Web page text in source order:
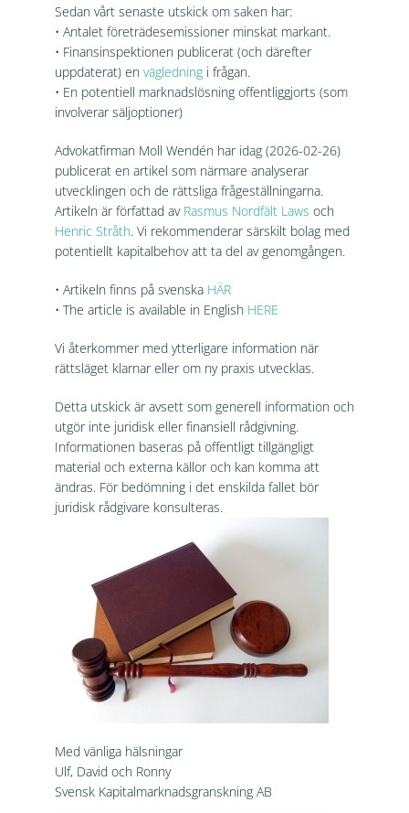
Sedan vårt senaste utskick om saken har:
• Antalet företrädesemissioner minskat markant.
• Finansinspektionen publicerat (och därefter
uppdaterat) en vägledning i frågan.
• En potentiell marknadslösning offentliggjorts (som
involverar säljoptioner)
Advokatfirman Moll Wendén har idag (2026-02-26)
publicerat en artikel som närmare analyserar
utvecklingen och de rättsliga frågeställningarna.
Artikeln är författad av Rasmus Nordfält Laws och
Henric Stråth. Vi rekommenderar särskilt bolag med
potentiellt kapitalbehov att ta del av genomgången.
• Artikeln finns på svenska HÄR
• The article is available in English HERE
Vi återkommer med ytterligare information när
rättsläget klarnar eller om ny praxis utvecklas.
Detta utskick är avsett som generell information och
utgör inte juridisk eller finansiell rådgivning.
Informationen baseras på offentligt tillgängligt
material och externa källor och kan komma att
ändras. För bedömning i det enskilda fallet bör
juridisk rådgivare konsulteras.
Med vänliga hälsningar
Ulf, David och Ronny
Svensk Kapitalmarknadsgranskning AB